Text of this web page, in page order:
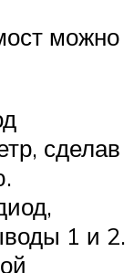
можно
сделав
1 и 2.